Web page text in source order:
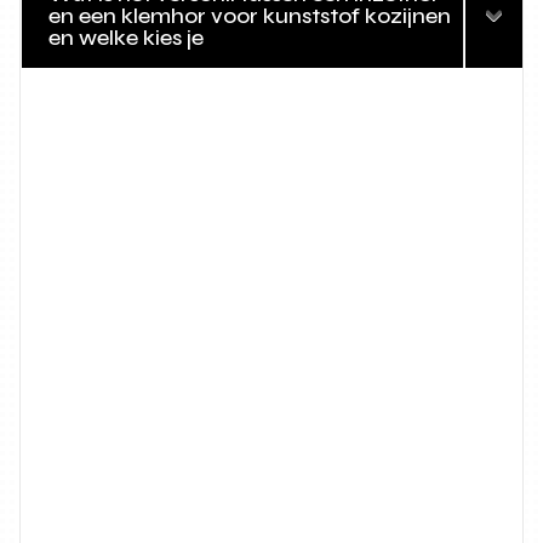
en een klemhor voor kunststof kozijnen
en welke kies je